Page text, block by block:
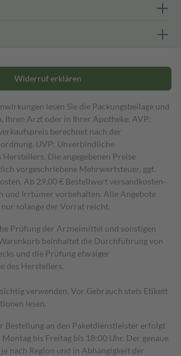
Widerruf erklären
lesen Sie die Packungsbeilage und
Ihren Arzt oder in Ihrer Apotheke. AVP:
berechnet nach der
UVP: Unverbindliche
Die angegebenen Preise
vorgeschriebene Mehrwertsteuer, ggf.
Ab 29,00 € Bestell­wert versand­kosten­
und Irrtümer vorbehalten. Alle Angebote
solange der Vorrat reicht.
Prüfung der Arzneimittel und sonstigen
beinhaltet die Durchführung von
und die Prüfung etwaiger
des Herstellers.
verwenden. Vor Gebrauch stets Etikett
lesen.
Bestellung an den Paketdienstleister erfolgt
bis Freitag bis 18:00 Uhr. Der genaue
nach Region und in Abhängigkeit der